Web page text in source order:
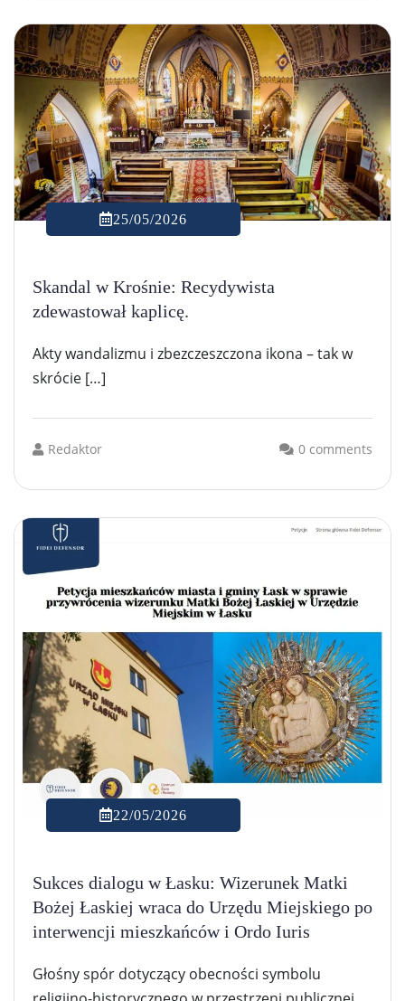
25/05/2026
Skandal w Krośnie: Recydywista
zdewastował kaplicę.
Akty wandalizmu i zbezczeszczona ikona – tak w
skrócie […]
Redaktor 0 comments
22/05/2026
Sukces dialogu w Łasku: Wizerunek Matki
Bożej Łaskiej wraca do Urzędu Miejskiego po
interwencji mieszkańców i Ordo Iuris
Głośny spór dotyczący obecności symbolu